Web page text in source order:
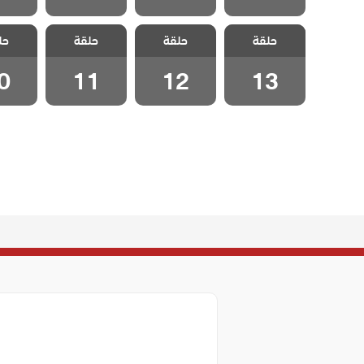
مسلسل حب فى
مدبلج الحلقة 13
حلقة
13
مسلسل حب فى
مدبلج الحلقة 12
حلقة
12
مسلسل حب فى
مدبلج الحلقة 11
حلقة
11
مدبلج